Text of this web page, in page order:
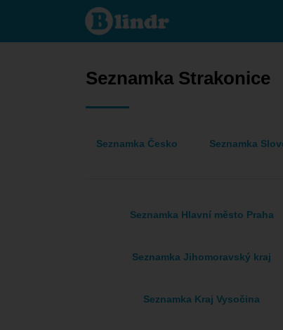
Seznamka
- Ona
hledá jeho
Seznamka Strakonice
Seznamka Česko Seznamka
Seznamka Hlavní město Praha
Seznamka Jihomoravský kraj
Seznamka Kraj Vysočina